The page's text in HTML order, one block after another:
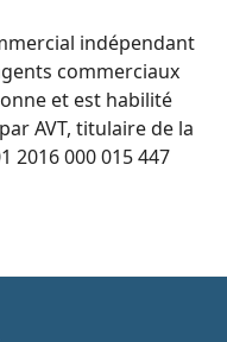
indépendant
commerciaux
et est habilité
AVT, titulaire de la
2016 000 015 447